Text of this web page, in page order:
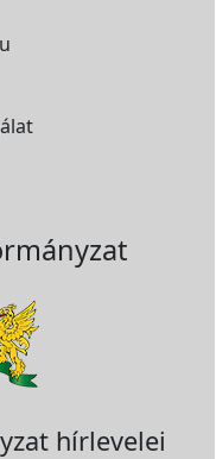
hírlevelei